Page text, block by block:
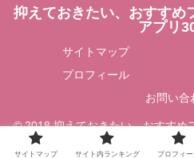
抑えておきたい、おすすめ
アプリ
サイトマップ
プロフィール
お問い合
© 2018 抑えておきたい、おすすめ
300選.
サイトマップ サイト内ランキング プロフィ